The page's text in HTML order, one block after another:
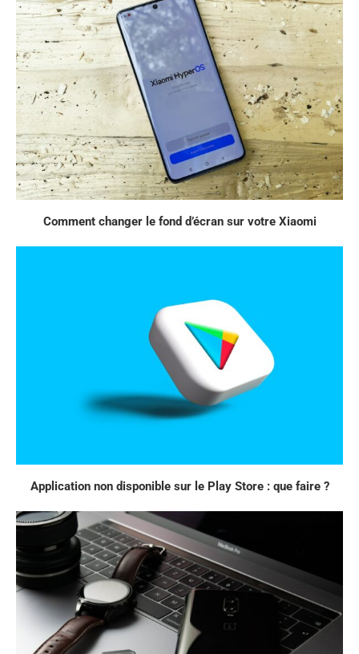
Comment changer le fond d’écran sur votre Xiaomi
Application non disponible sur le Play Store : que faire ?